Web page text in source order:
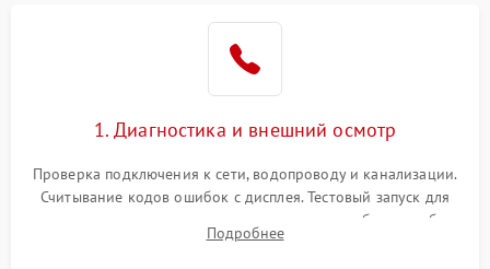
1. Диагностика и внешний осмотр
Проверка подключения к сети, водопроводу и канализации.
Считывание кодов ошибок с дисплея. Тестовый запуск для
выявления посторонних шумов, протечек или сбоев в работе
электронного модуля управления.
Подробнее